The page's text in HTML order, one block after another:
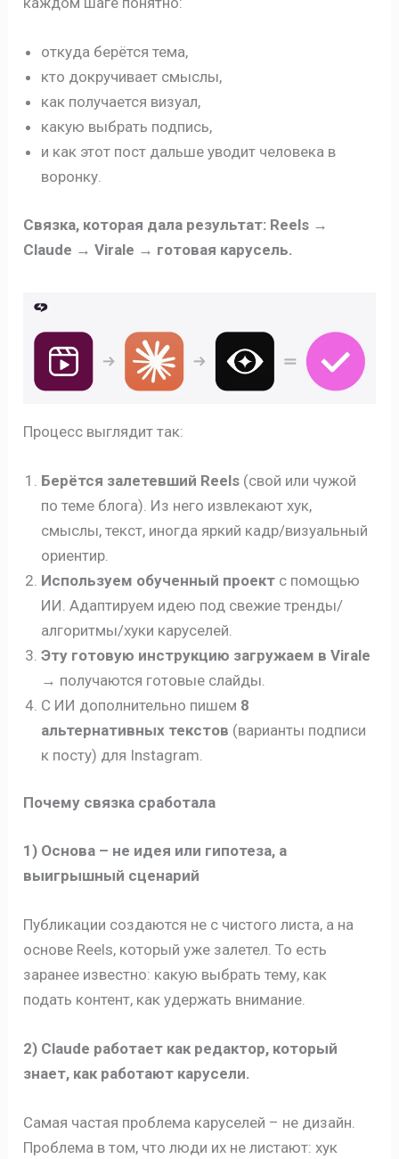
откуда берётся тема,
кто докручивает смыслы,
как получается визуал,
какую выбрать подпись,
и как этот пост дальше уводит человека в
воронку.
Связка, которая дала результат: Reels →
Claude → Virale → готовая карусель.
Процесс выглядит так:
Берётся залетевший Reels (свой или чужой
по теме блога). Из него извлекают хук,
смыслы, текст, иногда яркий кадр/визуальный
ориентир.
Используем обученный проект с помощью
ИИ. Адаптируем идею под свежие тренды/
алгоритмы/хуки каруселей.
Эту готовую инструкцию загружаем в Virale
→ получаются готовые слайды.
С ИИ дополнительно пишем 8
альтернативных текстов (варианты подписи
к посту) для Instagram.
Почему связка сработала
1) Основа – не идея или гипотеза, а
выигрышный сценарий
Публикации создаются не с чистого листа, а на
основе Reels, который уже залетел. То есть
заранее известно: какую выбрать тему, как
подать контент, как удержать внимание.
2) Claude работает как редактор, который
знает, как работают карусели.
Самая частая проблема каруселей – не дизайн.
Проблема в том, что люди их не листают: хук